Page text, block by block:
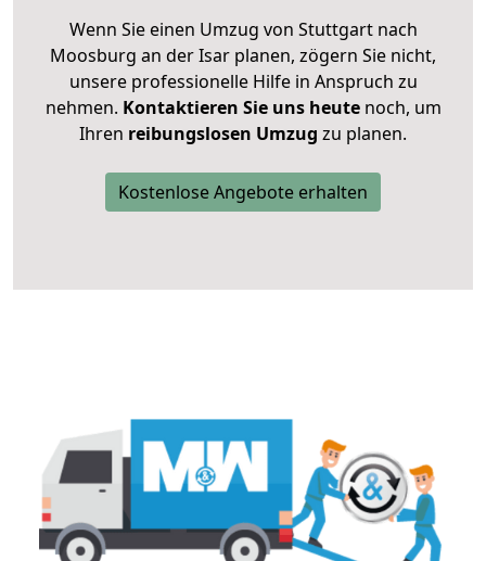
Wenn Sie einen Umzug von Stuttgart nach
Moosburg an der Isar planen, zögern Sie nicht,
unsere professionelle Hilfe in Anspruch zu
nehmen. Kontaktieren Sie uns heutenoch, um
Ihren reibungslosen Umzug zu planen.
Kostenlose Angebote erhalten